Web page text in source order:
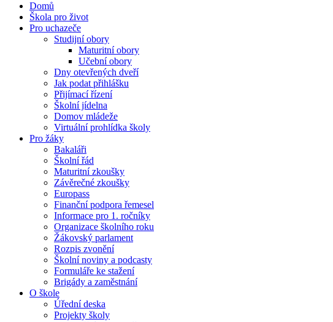
Domů
Škola pro život
Pro uchazeče
Studijní obory
Maturitní obory
Učební obory
Dny otevřených dveří
Jak podat přihlášku
Přijímací řízení
Školní jídelna
Domov mládeže
Virtuální prohlídka školy
Pro žáky
Bakaláři
Školní řád
Maturitní zkoušky
Závěrečné zkoušky
Europass
Finanční podpora řemesel
Informace pro 1. ročníky
Organizace školního roku
Žákovský parlament
Rozpis zvonění
Školní noviny a podcasty
Formuláře ke stažení
Brigády a zaměstnání
O škole
Úřední deska
Projekty školy